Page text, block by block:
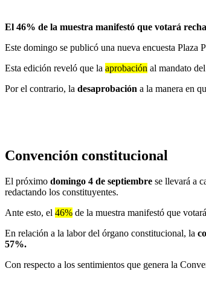
El 46% de la muestra manifestó que votará
Este domingo se publicó una nueva encuesta Plaza
Esta edición reveló que la aprobación al mandato
Por el contrario, la desaprobación a la manera en
Convención constitucional
El próximo domingo 4 de septiembre se llevará a
redactando los constituyentes.
Ante esto, el 46% de la muestra manifestó que votará
En relación a la labor del órgano constitucional, la
57%.
Con respecto a los sentimientos que genera la